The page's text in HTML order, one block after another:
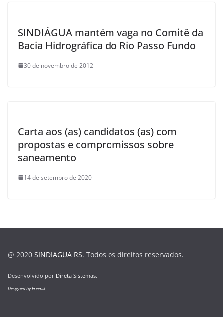
SINDIÁGUA mantém vaga no Comitê da
Bacia Hidrográfica do Rio Passo Fundo
30 de novembro de 2012
Carta aos (as) candidatos (as) com
propostas e compromissos sobre
saneamento
14 de setembro de 2020
@ 2020 SINDIAGUA RS. Todos os direitos reservados.
Desenvolvido por Direta Sistemas.
Designed by Freepik